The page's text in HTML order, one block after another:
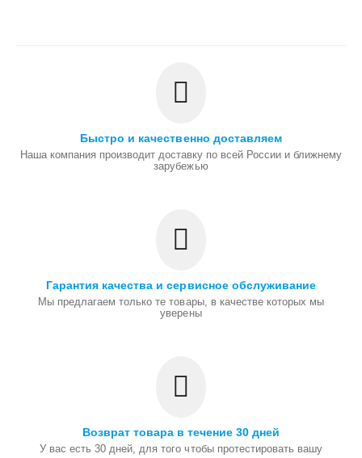
Быстро и качественно доставляем
Наша компания производит доставку по всей России и ближнему
зарубежью
Гарантия качества и сервисное обслуживание
Мы предлагаем только те товары, в качестве которых мы
уверены
Возврат товара в течение 30 дней
У вас есть 30 дней, для того чтобы протестировать вашу